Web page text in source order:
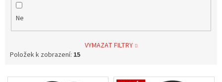
Ne
VYMAZAT FILTRY
Položek k zobrazení: 15
V